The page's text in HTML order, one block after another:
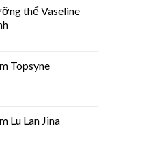
thể Vaseline
Topsyne
Lu Lan Jina